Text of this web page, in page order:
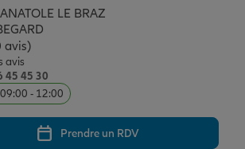
LE BRAZ
4.9 sur 5
avis)
avis
45 45 30
09:00 - 12:00
Prendre un RDV